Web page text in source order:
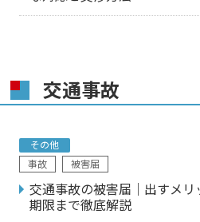
交通事故
その他
事故
被害届
交通事故の被害届｜出すメ
期限まで徹底解説